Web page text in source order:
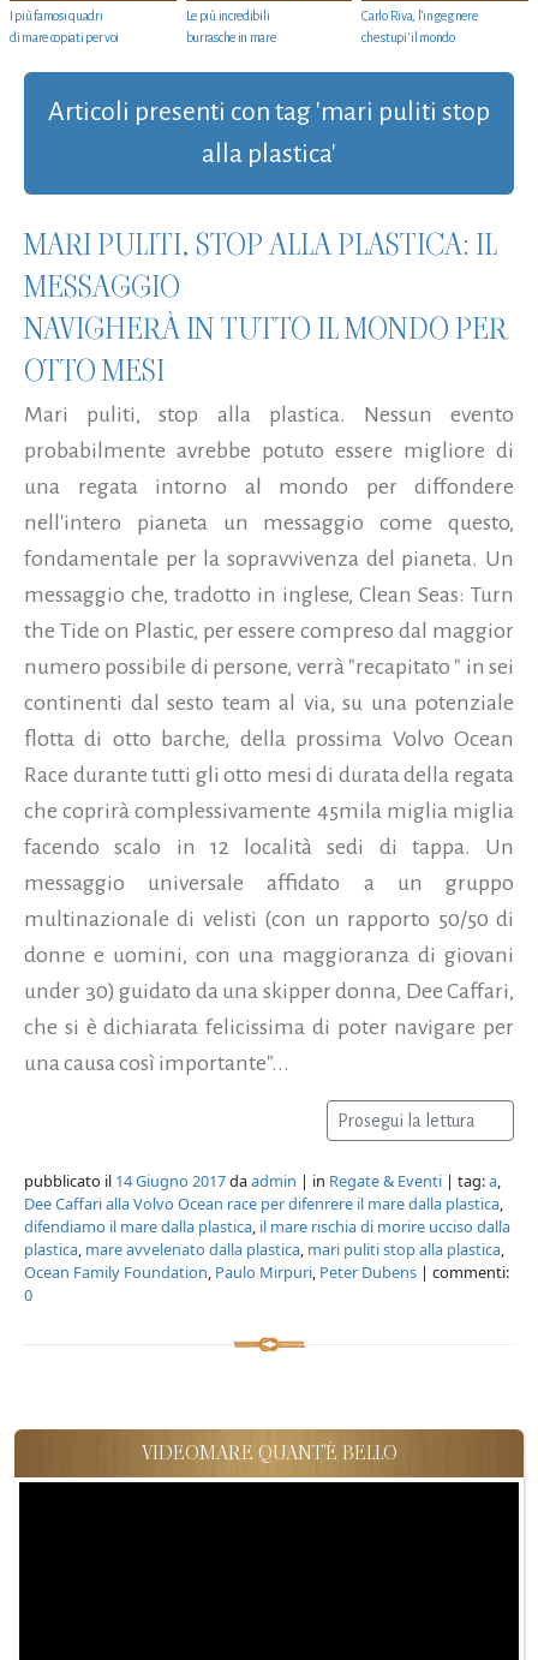
I più famosi quadri
di mare copiati per voi
Le più incredibili
burrasche in mare
Carlo Riva, l’ingegnere
che stupi' il mondo
Articoli presenti con tag 'mari puliti stop
alla plastica'
MARI PULITI, STOP ALLA PLASTICA: IL
MESSAGGIO
NAVIGHERÀ IN TUTTO IL MONDO PER
OTTO MESI
Mari puliti, stop alla plastica. Nessun evento
probabilmente avrebbe potuto essere migliore di
una regata intorno al mondo per diffondere
nell'intero pianeta un messaggio come questo,
fondamentale per la sopravvivenza del pianeta. Un
messaggio che, tradotto in inglese, Clean Seas: Turn
the Tide on Plastic, per essere compreso dal maggior
numero possibile di persone, verrà "recapitato " in sei
continenti dal sesto team al via, su una potenziale
flotta di otto barche, della prossima Volvo Ocean
Race durante tutti gli otto mesi di durata della regata
che coprirà complessivamente 45mila miglia miglia
facendo scalo in 12 località sedi di tappa. Un
messaggio universale affidato a un gruppo
multinazionale di velisti (con un rapporto 50/50 di
donne e uomini, con una maggioranza di giovani
under 30) guidato da una skipper donna, Dee Caffari,
che si è dichiarata felicissima di poter navigare per
una causa così importante"...
Prosegui la lettura
pubblicato il 14 Giugno 2017daadmin | in Regate & Eventi | tag:a,
Dee Caffari alla Volvo Ocean race per difenrere il mare dalla plastica,
difendiamo il mare dalla plastica, il mare rischia di morire ucciso dalla
plastica, mare avvelenato dalla plastica, mari puliti stop alla plastica,
Ocean Family Foundation, Paulo Mirpuri, Peter Dubens | commenti:
0
VIDEOMARE QUANT'È BELLO